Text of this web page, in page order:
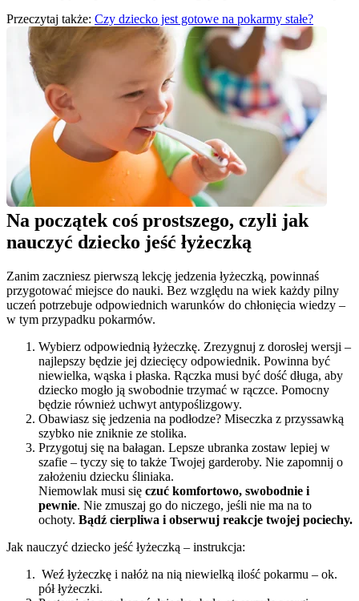
Przeczytaj także: Czy dziecko jest gotowe na pokarmy stałe?
Na początek coś prostszego, czyli jak
nauczyć dziecko jeść łyżeczką
Zanim zaczniesz pierwszą lekcję jedzenia łyżeczką, powinnaś
przygotować miejsce do nauki. Bez względu na wiek każdy pilny
uczeń potrzebuje odpowiednich warunków do chłonięcia wiedzy –
w tym przypadku pokarmów.
Wybierz odpowiednią łyżeczkę. Zrezygnuj z dorosłej wersji –
najlepszy będzie jej dziecięcy odpowiednik. Powinna być
niewielka, wąska i płaska. Rączka musi być dość długa, aby
dziecko mogło ją swobodnie trzymać w rączce. Pomocny
będzie również uchwyt antypoślizgowy.
Obawiasz się jedzenia na podłodze? Miseczka z przyssawką
szybko nie zniknie ze stolika.
Przygotuj się na bałagan. Lepsze ubranka zostaw lepiej w
szafie – tyczy się to także Twojej garderoby. Nie zapomnij o
założeniu dziecku śliniaka.
Niemowlak musi się czuć komfortowo, swobodnie i
pewnie. Nie zmuszaj go do niczego, jeśli nie ma na to
ochoty. Bądź cierpliwa i obserwuj reakcje twojej pociechy.
Jak nauczyć dziecko jeść łyżeczką – instrukcja:
pół łyżeczki.